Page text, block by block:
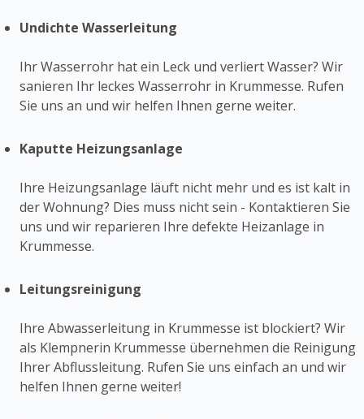
Undichte Wasserleitung
Ihr Wasserrohr hat ein Leck und verliert Wasser? Wir
sanieren Ihr leckes Wasserrohr in Krummesse. Rufen
Sie uns an und wir helfen Ihnen gerne weiter.
Kaputte Heizungsanlage
Ihre Heizungsanlage läuft nicht mehr und es ist kalt in
der Wohnung? Dies muss nicht sein - Kontaktieren Sie
uns und wir reparieren Ihre defekte Heizanlage in
Krummesse.
Leitungsreinigung
Ihre Abwasserleitung in Krummesse ist blockiert? Wir
als Klempnerin Krummesse übernehmen die Reinigung
Ihrer Abflussleitung. Rufen Sie uns einfach an und wir
helfen Ihnen gerne weiter!